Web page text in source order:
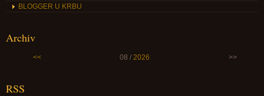
BLOGGER U KRBU
Archiv
<< 08 / 2026 >>
RSS